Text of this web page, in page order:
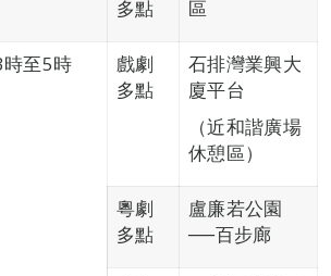
多點
區
至5時
戲劇
多點
石排灣業興大
廈平台
（近和諧廣場
休憩區）
粵劇
多點
盧廉若公園
──百步廊